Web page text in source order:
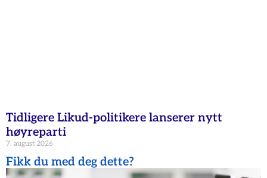
Tidligere Likud-politikere lanserer nytt
høyreparti
7. august 2026
Fikk du med deg dette?